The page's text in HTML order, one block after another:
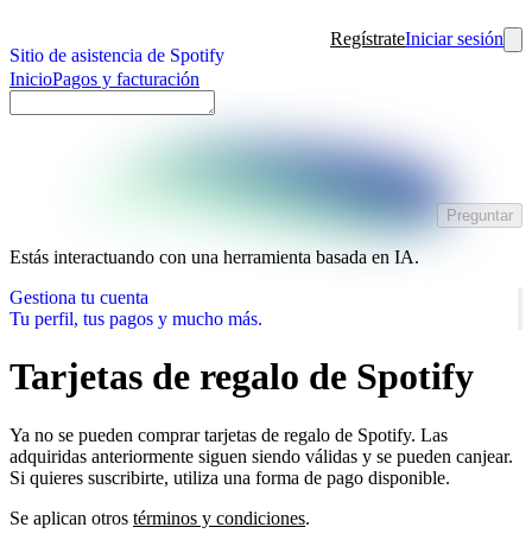
Sitio de asistencia de Spotify
RegístrateIniciar sesión
InicioPagos y facturación
Preguntar
Estás interactuando con una herramienta basada en IA.
Gestiona tu cuenta
Tu perfil, tus pagos y mucho más.
Tarjetas de regalo de Spotify
Ya no se pueden comprar tarjetas de regalo de Spotify. Las
adquiridas anteriormente siguen siendo válidas y se pueden canjear.
Si quieres suscribirte, utiliza una forma de pago disponible.
Se aplican otros términos y condiciones.